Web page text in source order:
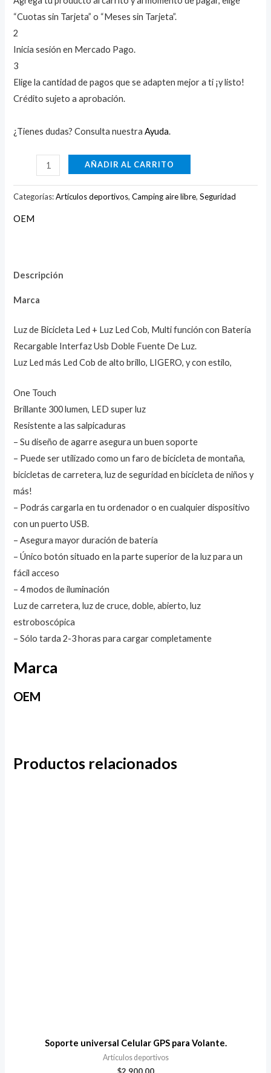
“Cuotas sin Tarjeta” o “Meses sin Tarjeta”.
2
Inicia sesión en Mercado Pago.
3
Elige la cantidad de pagos que se adapten mejor a ti ¡y listo!
Crédito sujeto a aprobación.
¿Tienes dudas? Consulta nuestraAyuda.
AÑADIR AL CARRITO
Categorías:Artículos deportivos,Camping aire libre,Seguridad
OEM
Descripción
Marca
Luz de Bicicleta Led + Luz Led Cob, Multi función con Batería
Recargable Interfaz Usb Doble Fuente De Luz.
Luz Led más Led Cob de alto brillo, LIGERO, y con estilo,
One Touch
Brillante 300 lumen, LED super luz
Resistente a las salpicaduras
– Su diseño de agarre asegura un buen soporte
– Puede ser utilizado como un faro de bicicleta de montaña,
bicicletas de carretera, luz de seguridad en bicicleta de niños y
más!
– Podrás cargarla en tu ordenador o en cualquier dispositivo
con un puerto USB.
– Asegura mayor duración de batería
– Único botón situado en la parte superior de la luz para un
fácil acceso
– 4 modos de iluminación
Luz de carretera, luz de cruce, doble, abierto, luz
estroboscópica
– Sólo tarda 2-3 horas para cargar completamente
Marca
OEM
Productos relacionados
Soporte universal Celular GPS para Volante.
Artículos deportivos